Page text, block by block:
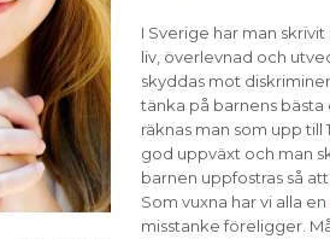
I Sverige har man
liv, överlevnad och
skyddas mot
tänka på barnens
räknas man som upp till
god uppväxt och man
barnen uppfostras så
Som vuxna har vi alla en
misstanke föreligger.